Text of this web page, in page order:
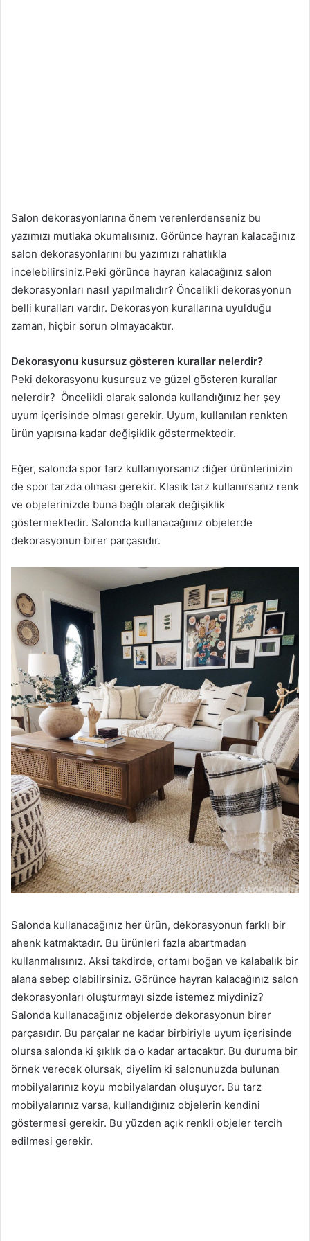
Salon dekorasyonlarına önem verenlerdenseniz bu
yazımızı mutlaka okumalısınız. Görünce hayran kalacağınız
salon dekorasyonlarını bu yazımızı rahatlıkla
incelebilirsiniz.Peki görünce hayran kalacağınız salon
dekorasyonları nasıl yapılmalıdır? Öncelikli dekorasyonun
belli kuralları vardır. Dekorasyon kurallarına uyulduğu
zaman, hiçbir sorun olmayacaktır.
Dekorasyonu kusursuz gösteren kurallar nelerdir?
Peki dekorasyonu kusursuz ve güzel gösteren kurallar
nelerdir? Öncelikli olarak salonda kullandığınız her şey
uyum içerisinde olması gerekir. Uyum, kullanılan renkten
ürün yapısına kadar değişiklik göstermektedir.
Eğer, salonda spor tarz kullanıyorsanız diğer ürünlerinizin
de spor tarzda olması gerekir. Klasik tarz kullanırsanız renk
ve objelerinizde buna bağlı olarak değişiklik
göstermektedir. Salonda kullanacağınız objelerde
dekorasyonun birer parçasıdır.
Salonda kullanacağınız her ürün, dekorasyonun farklı bir
ahenk katmaktadır. Bu ürünleri fazla abartmadan
kullanmalısınız. Aksi takdirde, ortamı boğan ve kalabalık bir
alana sebep olabilirsiniz. Görünce hayran kalacağınız salon
dekorasyonları oluşturmayı sizde istemez miydiniz?
Salonda kullanacağınız objelerde dekorasyonun birer
parçasıdır. Bu parçalar ne kadar birbiriyle uyum içerisinde
olursa salonda ki şıklık da o kadar artacaktır. Bu duruma bir
örnek verecek olursak, diyelim ki salonunuzda bulunan
mobilyalarınız koyu mobilyalardan oluşuyor. Bu tarz
mobilyalarınız varsa, kullandığınız objelerin kendini
göstermesi gerekir. Bu yüzden açık renkli objeler tercih
edilmesi gerekir.